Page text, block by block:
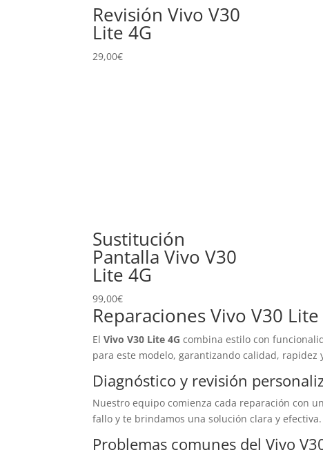
Revisión Vivo V30
Lite 4G
29,00€
Sustitución
Pantalla Vivo V30
Lite 4G
99,00€
Reparaciones Vivo V30 Lite
ElVivo V30 Lite 4G combina estilo con
para este modelo, garantizando calidad, rapidez
Diagnóstico y revisión
Nuestro equipo comienza cada reparación con
fallo y te brindamos una solución clara y efectiva.
Problemas comunes del Vivo